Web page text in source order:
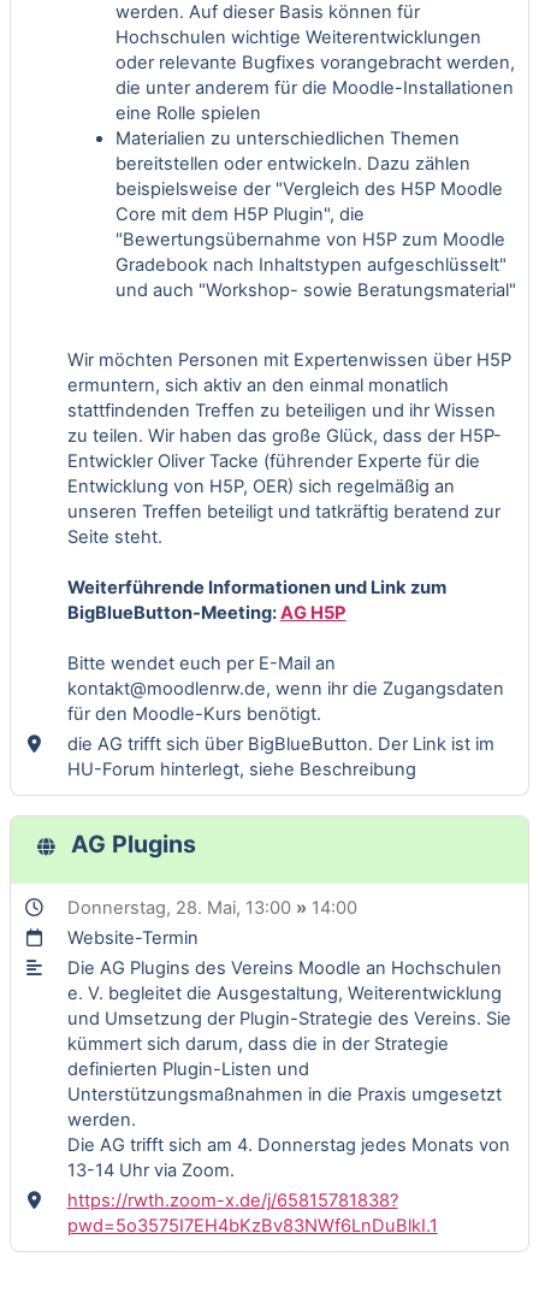
werden. Auf dieser Basis können für
Hochschulen wichtige Weiterentwicklungen
oder relevante Bugfixes vorangebracht werden,
die unter anderem für die Moodle-Installationen
eine Rolle spielen
Materialien zu unterschiedlichen Themen
bereitstellen oder entwickeln. Dazu zählen
beispielsweise der "Vergleich des H5P Moodle
Core mit dem H5P Plugin", die
"Bewertungsübernahme von H5P zum Moodle
Gradebook nach Inhaltstypen aufgeschlüsselt"
und auch "Workshop- sowie Beratungsmaterial"
Wir möchten Personen mit Expertenwissen über H5P
ermuntern, sich aktiv an den einmal monatlich
stattfindenden Treffen zu beteiligen und ihr Wissen
zu teilen. Wir haben das große Glück, dass der H5P-
Entwickler Oliver Tacke (führender Experte für die
Entwicklung von H5P, OER) sich regelmäßig an
unseren Treffen beteiligt und tatkräftig beratend zur
Seite steht.
Weiterführende Informationen und Link zum
BigBlueButton-Meeting:AG H5P
Bitte wendet euch per E-Mail an
kontakt@moodlenrw.de, wenn ihr die Zugangsdaten
für den Moodle-Kurs benötigt.
die AG trifft sich über BigBlueButton. Der Link ist im
HU-Forum hinterlegt, siehe Beschreibung
AG Plugins
Donnerstag, 28. Mai, 13:00 »14:00
Website-Termin
Die AG Plugins des Vereins Moodle an Hochschulen
e. V. begleitet die Ausgestaltung, Weiterentwicklung
und Umsetzung der Plugin-Strategie des Vereins. Sie
kümmert sich darum, dass die in der Strategie
definierten Plugin-Listen und
Unterstützungsmaßnahmen in die Praxis umgesetzt
werden.
Die AG trifft sich am 4. Donnerstag jedes Monats von
13-14 Uhr via Zoom.
https://rwth.zoom-x.de/j/65815781838?
pwd=5o3575I7EH4bKzBv83NWf6LnDuBlkI.1